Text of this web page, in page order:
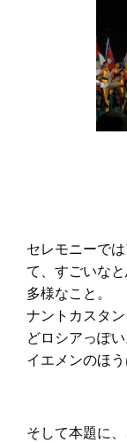
セレモニーで
て、すごいな
多様なこと。
ナントカスタ
どロシアっぽい
イエメンのほ
そして本題に